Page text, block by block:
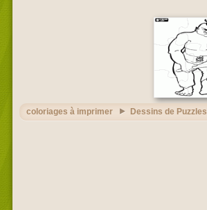
coloriages à imprimer Dessins de Puzzles